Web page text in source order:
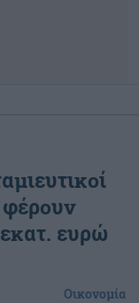
ευρώ
Οικονομία